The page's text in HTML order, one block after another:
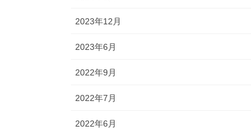
2023年12月
2023年6月
2022年9月
2022年7月
2022年6月